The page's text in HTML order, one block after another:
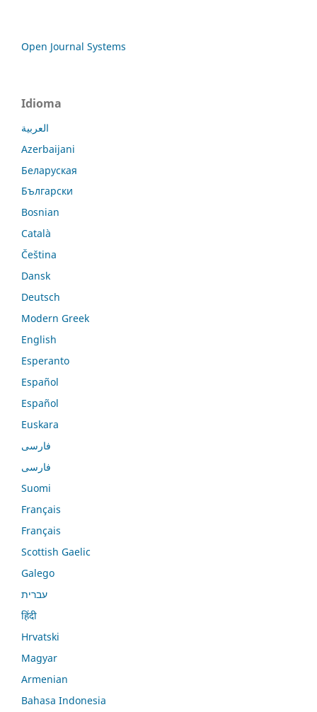
Open Journal Systems
Idioma
العربية
Azerbaijani
Беларуская
Български
Bosnian
Català
Čeština
Dansk
Deutsch
Modern Greek
English
Esperanto
Español
Español
Euskara
فارسی
فارسی
Suomi
Français
Français
Scottish Gaelic
Galego
עברית
हिंदी
Hrvatski
Magyar
Armenian
Bahasa Indonesia